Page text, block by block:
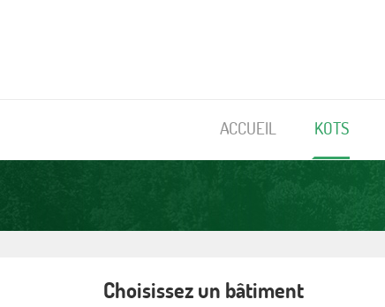
ACCUEIL KOTS
Choisissez un bâtiment